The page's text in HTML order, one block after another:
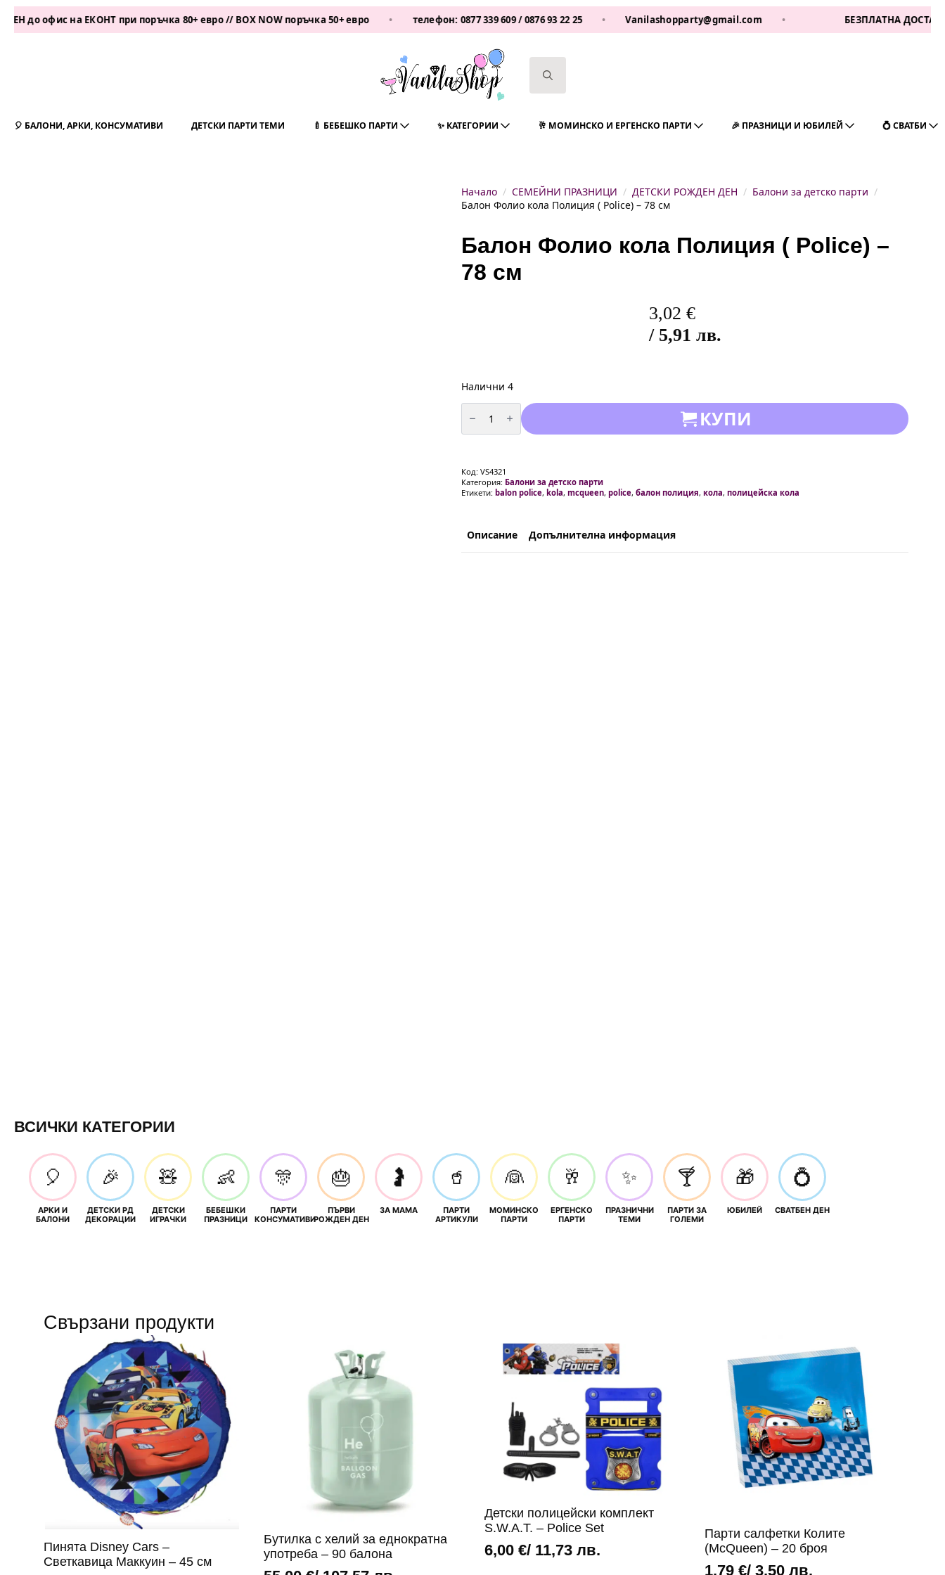
на ЕКОНТ при поръчка 80+ евро // BOX NOW поръчка 50+ евро • телефон:0877 339 609/0876 93 22 25 • Vanilashopparty@gmail.com • БЕЗПЛАТНА ДОСТАВКА ЗА 1
🎈 БАЛОНИ, АРКИ, КОНСУМАТИВИ ДЕТСКИ ПАРТИ ТЕМИ 🍼 БЕБЕШКО ПАРТИ ✨ КАТЕГОРИИ 🥂 МОМИНСКО И ЕРГЕНСКО ПАРТИ 🎉 ПРАЗНИЦИ И ЮБИЛЕЙ 💍 СВАТБИ
Начало СЕМЕЙНИ ПРАЗНИЦИ ДЕТСКИ РОЖДЕН ДЕН
Балони за детско парти
Балон Фолио кола Полиция ( Police) – 78 см
Балон Фолио кола Полиция ( Police) –
78 см
3,02 €
/ 5,91 лв.
Налични 4
количество
за
Балон
Фолио
(
Police)
-
78
КУПИ
Код: VS4321
Категория: Балони за детско парти
Етикети: balon police, kola, mcqueen, police, балон полиция, кола, полицейска кола
Описание Допълнителна информация
ВСИЧКИ КАТЕГОРИИ
🎈
АРКИ И
БАЛОНИ
🎉
ДЕТСКИ РД
ДЕКОРАЦИИ
🧸
ДЕТСКИ
ИГРАЧКИ
👶
БЕБЕШКИ
ПРАЗНИЦИ
🎊
ПАРТИ
КОНСУМАТИВИ
🎂
ПЪРВИ
РОЖДЕН ДЕН
🤰
ЗА МАМА
🥤
ПАРТИ
АРТИКУЛИ
👰
МОМИНСКО
ПАРТИ
🥂
ЕРГЕНСКО
ПАРТИ
✨
ПРАЗНИЧНИ
ТЕМИ
🍸
ПАРТИ ЗА
ГОЛЕМИ
🎁
ЮБИЛЕЙ
💍
СВАТБЕН ДЕН
Свързани продукти
Пинята Disney Cars –
Светкавица Маккуин – 45 см
Бутилка с хелий за еднократна
употреба – 90 балона
Детски полицейски комплект
S.W.A.T. – Police Set
6,00 €/ 11,73 лв.
Парти салфетки Колите
(McQueen) – 20 броя
1,79€/ 3,50 лв.